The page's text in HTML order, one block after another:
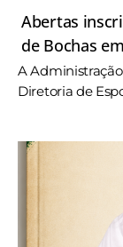
Abertas
de Bochas
A
Diretoria de